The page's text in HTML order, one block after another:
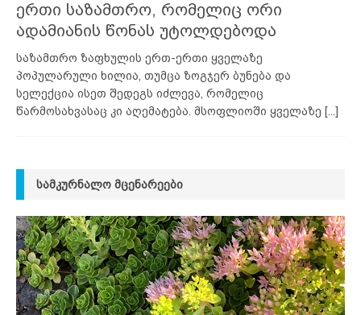
ერთი საზამთრო, რომელიც ორი
ადამიანის წონას უტოლდებოდა
საზამთრო ზაფხულის ერთ-ერთი ყველაზე
პოპულარული ხილია, თუმცა ზოგჯერ ბუნება და
სელექცია ისეთ შედეგს იძლევა, რომელიც
წარმოსახვასაც კი აღემატება. მსოფლიოში ყველაზე [...]
ᲡᲐᲛᲙᲣᲠᲜᲐᲚᲝ ᲛᲪᲔᲜᲐᲠᲔᲔᲑᲘ